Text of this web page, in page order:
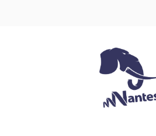
Site Web du club
Facebook
Se connecter
Panier (vide